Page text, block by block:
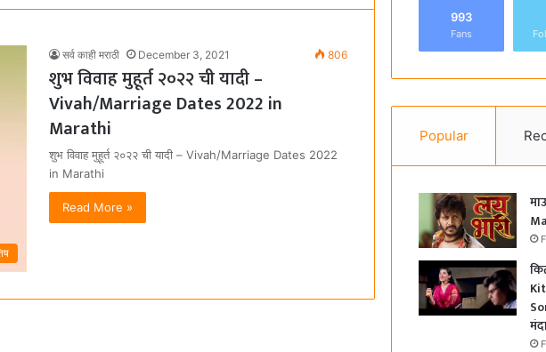
सर्व काही मराठी December 3, 2021 806
शुभ विवाह मुहूर्त २०२२ ची यादी –
Vivah/Marriage Dates 2022 in
Marathi
शुभ विवाह मुहूर्त २०२२ ची यादी – Vivah/Marriage Dates 2022
in Marathi
Read More »
993
Fans
Popular